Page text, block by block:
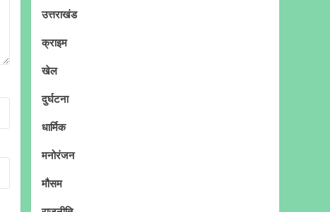
उत्तराखंड
क्राइम
खेल
दुर्घटना
धार्मिक
मनोरंजन
मौसम